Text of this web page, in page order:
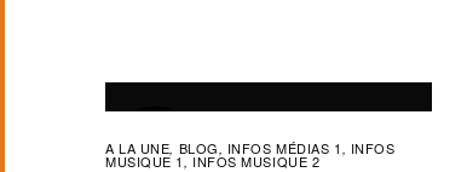
A LA UNE, BLOG, INFOS MÉDIAS 1 , INFOS
MUSIQUE 1 , INFOS MUSIQUE 2